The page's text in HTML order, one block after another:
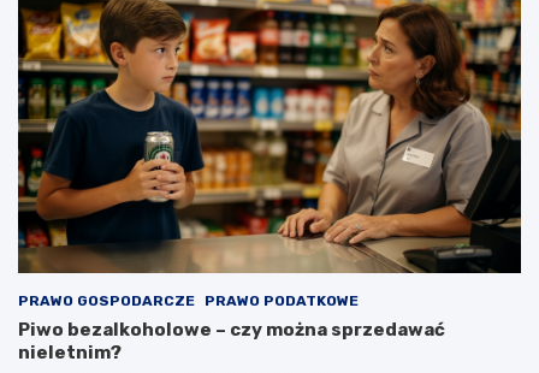
PRAWO GOSPODARCZE PRAWO PODATKOWE
Piwo bezalkoholowe – czy można sprzedawać
nieletnim?